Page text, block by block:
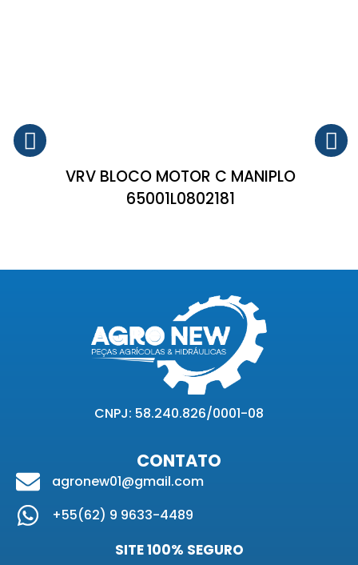
VRV BLOCO MOTOR C MANIPLO
65001L0802181
CNPJ: 58.240.826/0001-08
CONTATO
agronew01@gmail.com
+55(62) 9 9633-4489
SITE 100% SEGURO